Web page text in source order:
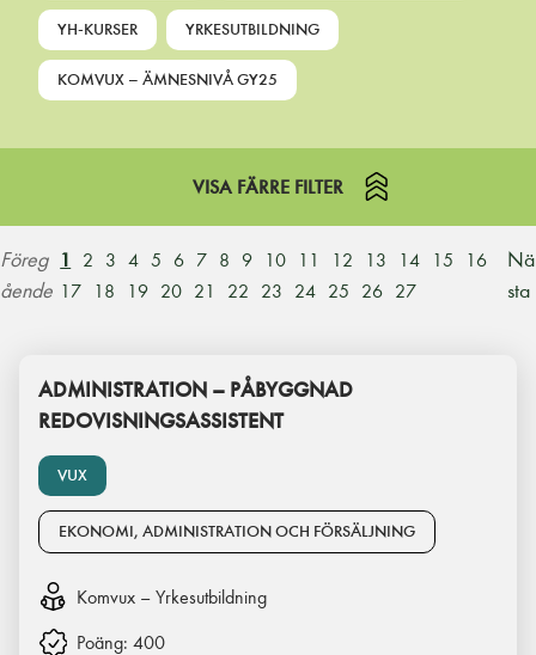
YH-KURSER YRKESUTBILDNING
KOMVUX – ÄMNESNIVÅ GY25
VISA FÄRRE FILTER
Föreg
ående
1 2 3 4 5 6 7 8 9 10 11 12 13 14 15
16
17
18 19 20 21 22 23 24 25 26 27
Nä
sta
VUX
ADMINISTRATION – PÅBYGGNAD
REDOVISNINGSASSISTENT
EKONOMI, ADMINISTRATION OCH FÖRSÄLJNING
Komvux – Yrkesutbildning
Poäng: 400